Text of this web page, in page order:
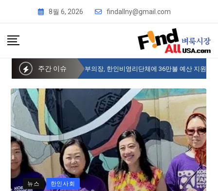
8월 6, 2026 findallny@gmail.com
주간 이슈
뉴욕시의회 샌드라 황 부의장, 한인비영리단체에 36만불 예산 지원
뉴스 한인사회